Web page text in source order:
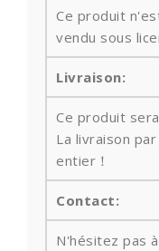
Ce produit
vendu sous
Livraison:
Ce produit
La livraison
entier！
Contact:
N'hésitez pas